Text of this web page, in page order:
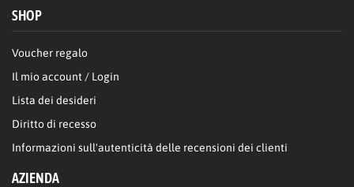
SHOP
Voucher regalo
Il mio account / Login
Lista dei desideri
Diritto di recesso
Informazioni sull'autenticità delle recensioni dei clienti
AZIENDA